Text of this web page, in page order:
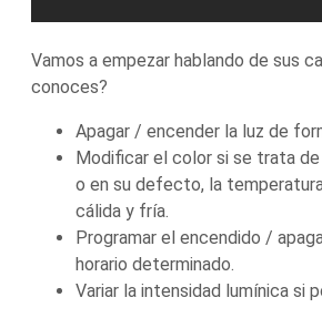
Vamos a empezar hablando de sus
conoces?
Apagar / encender la luz de
Modificar el color si se trata de
o en su defecto, la
cálida y fría.
Programar el encendido /
horario determinado.
Variar la intensidad lumínica si